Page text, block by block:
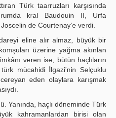
Türk taarruzları karşısında
kral Baudouin II, Urfa
de Courtenay’e verdi.
eline alır almaz, büyük bir
üzerine yağma akınlan
veren ise, bütün haçlıların
mücahidi İlgazi’nin Selçuklu
eden olaylara karışmak
Yanında, haçlı döneminde Türk
kahramanlardan birisi olan